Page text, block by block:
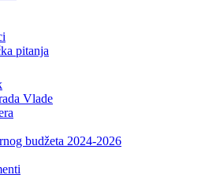
Skupštine
pitanja
Vlade